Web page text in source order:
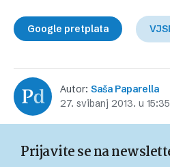
Google pretplata
Autor: Saša Paparella
27. svibanj 2013. u 15:35
Prijavite se na